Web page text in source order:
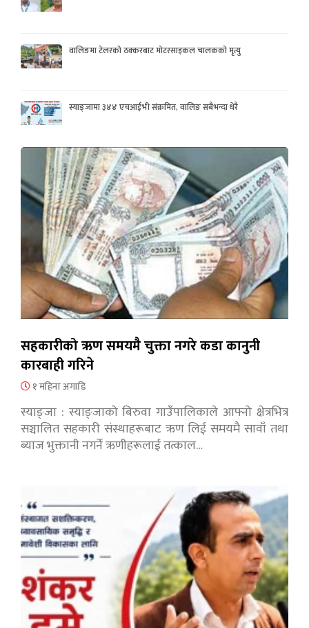
वालिङमा टेलरको ठक्करबाट मोटरसाइकल चालकको मृत्यु
स्याङ्जामा ३४४ एचआईभी संक्रमित, वालिङ सबैभन्दा धेरै
सहकारीको ऋण समयमै चुक्ता नगरे कडा कानुनी
कारबाही गरिने
१ महिना अगाडि
स्याङ्जा : स्याङ्जाको बिरुवा गाउँपालिकाले आफ्नो क्षेत्रभित्र
सञ्चालित सहकारी संस्थाहरूबाट ऋण लिई समयमै सावाँ तथा
ब्याज भुक्तानी नगर्ने ऋणीहरूलाई तत्काल…